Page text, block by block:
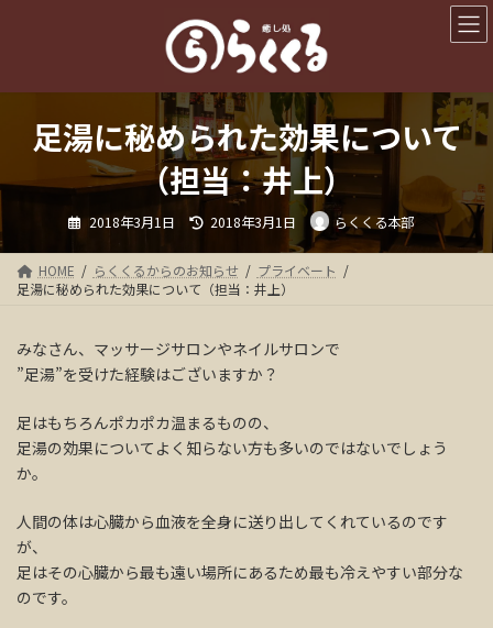
ツ
ッ
シ
移
足湯に秘められた効果について
（担当：井上）
2018年3月1日 最
終
新
日
時
:
2018年3月1日 らくくる本部
HOME らくくるからのお知らせ
プライベート
足湯に秘められた効果について（担当：井上）
みなさん、マッサージサロンやネイルサロンで
”足湯”を受けた経験はございますか？
足はもちろんポカポカ温まるものの、
足湯の効果についてよく知らない方も多いのではないでしょう
か。
人間の体は心臓から血液を全身に送り出してくれているのです
が、
足はその心臓から最も遠い場所にあるため最も冷えやすい部分な
のです。